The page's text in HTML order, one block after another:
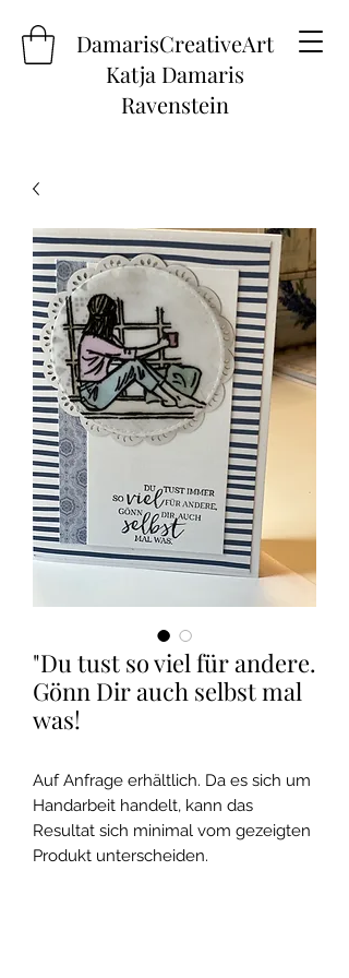
DamarisCreativeArt
Katja Damaris
Ravenstein
"Du tust so viel für andere.
Gönn Dir auch selbst mal
was!
Auf Anfrage erhältlich. Da es sich um
Handarbeit handelt, kann das
Resultat sich minimal vom gezeigten
Produkt unterscheiden.